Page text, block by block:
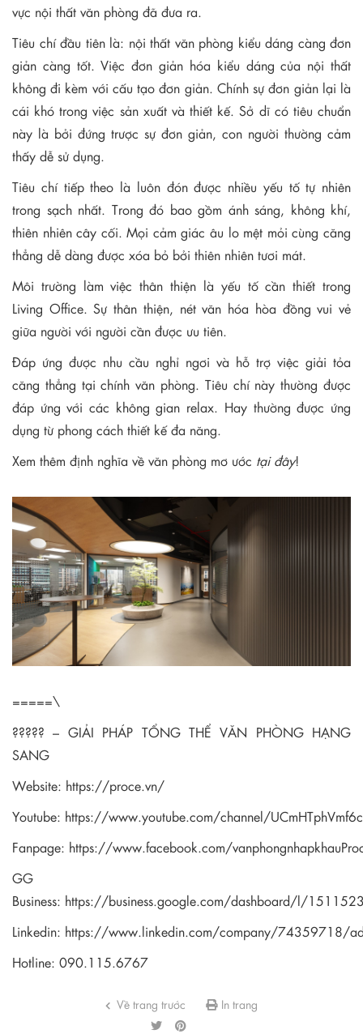
vực nội thất văn phòng đã đưa ra.
Tiêu chí đầu tiên là: nội thất văn phòng kiểu dáng càng đơn
giản càng tốt. Việc đơn giản hóa kiểu dáng của nội thất
không đi kèm với cấu tạo đơn giản. Chính sự đơn giản lại là
cái khó trong việc sản xuất và thiết kế. Sở dĩ có tiêu chuẩn
này là bởi đứng trược sự đơn giản, con người thường cảm
thấy dễ sử dụng.
Tiêu chí tiếp theo là luôn đón được nhiều yếu tố tự nhiên
trong sạch nhất. Trong đó bao gồm ánh sáng, không khí,
thiên nhiên cây cối. Mọi cảm giác âu lo mệt mỏi cùng căng
thẳng dễ dàng được xóa bỏ bởi thiên nhiên tươi mát.
Môi trường làm việc thân thiện là yếu tố cần thiết trong
Living Office. Sự thân thiện, nét văn hóa hòa đồng vui vẻ
giữa người với người cần được ưu tiên.
Đáp ứng được nhu cầu nghỉ ngơi và hỗ trợ việc giải tỏa
căng thẳng tại chính văn phòng. Tiêu chí này thường được
đáp ứng với các không gian relax. Hay thường được ứng
dụng từ phong cách thiết kế đa năng.
Xem thêm định nghĩa về văn phòng mơ ước tại đây!
=====\
????? – GIẢI PHÁP TỔNG THỂ VĂN PHÒNG HẠNG
SANG
Website: https://proce.vn/
Youtube: https://www.youtube.com/channel/
Fanpage: https://www.facebook.com/
GG
Business: https://business.google.com/dashboard/l/
Linkedin: https://www.linkedin.com/company/74359718/
Hotline: 090.115.6767
Về trang trước In trang